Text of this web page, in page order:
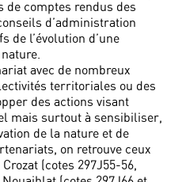
de comptes rendus des
d’administration
de l’évolution d’une
avec de nombreux
territoriales ou des
des actions visant
mais surtout à sensibiliser,
de la nature et de
on retrouve ceux
(cotes 297J55-56,